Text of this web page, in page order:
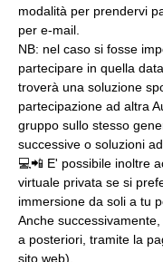
modalità per prendervi
per e-mail.
NB: nel caso si fosse
partecipare in quella
troverà una soluzione
partecipazione ad altra
gruppo sullo stesso
successive o soluzioni ad
💻📲 E' possibile inoltre
virtuale privata se si
immersione da soli a tu
Anche
a posteriori, tramite la
sito web).